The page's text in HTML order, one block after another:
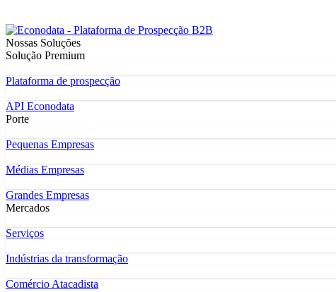
Nossas Soluções
Solução Premium
Plataforma de prospecção
API Econodata
Porte
Pequenas Empresas
Médias Empresas
Grandes Empresas
Mercados
Serviços
Indústrias da transformação
Comércio Atacadista